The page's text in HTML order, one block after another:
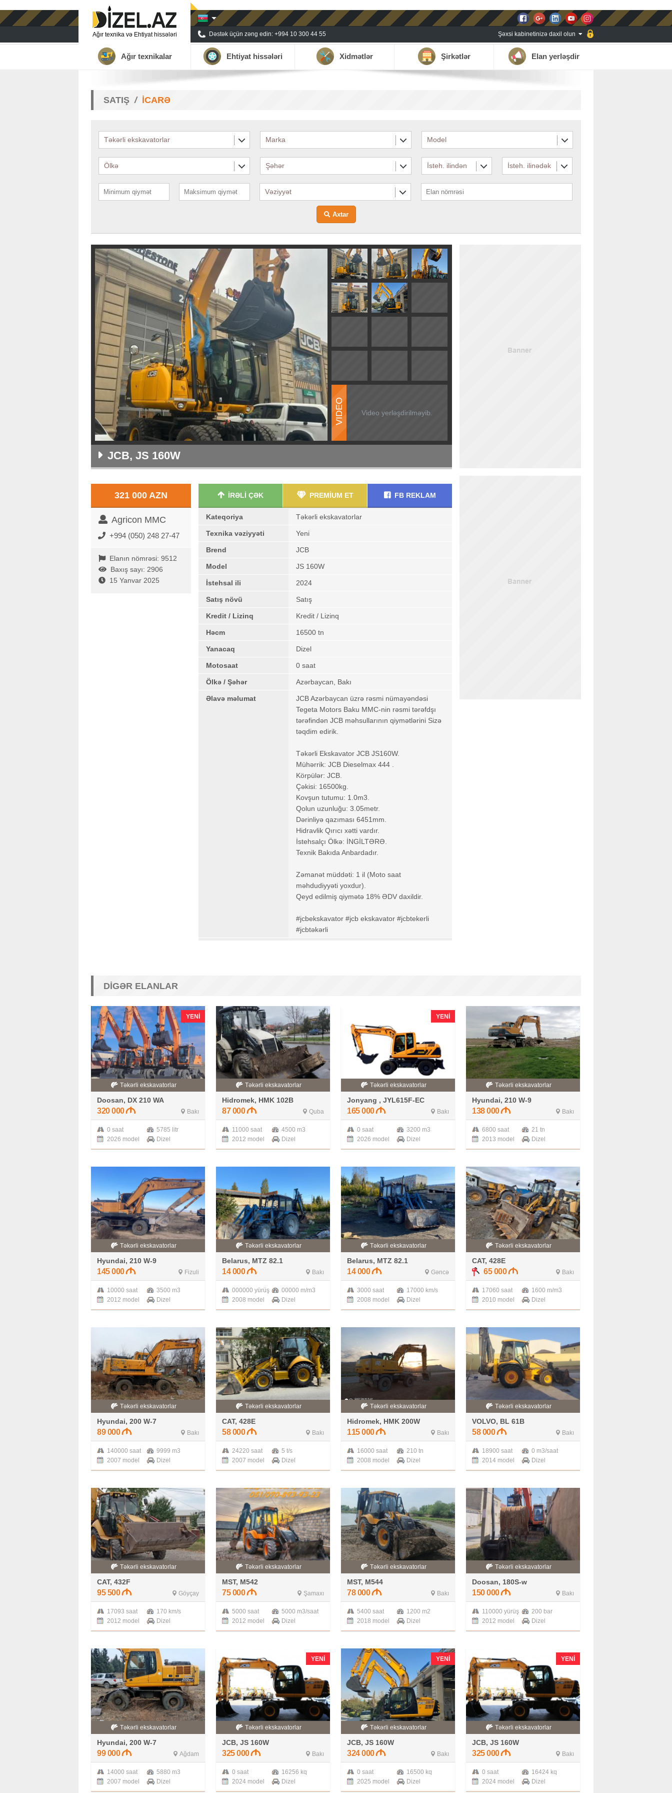
Ağır texnika və Ehtiyat hissələri Dəstək üçün zəng edin: +994 10 300 44 55 Şəxsi kabinetinizə daxil olun
Ağır texnikalar Ehtiyat hissələri Xidmətlər Şirkətlər Elan yerləşdir
SATIŞ İCARƏ
Təkərli ekskavatorlar Marka Model
Ölkə Şəhər İsteh. ilindən İsteh. ilinədək
Vəziyyət
Axtar
VIDEO Video yerləşdirilməyib.
JCB, JS 160W
321 000 AZN
Agricon MMC
+994 (050) 248 27-47
Elanın nömrəsi: 9512
Baxış sayı: 2906
15 Yanvar 2025
İRƏLİ ÇƏK PREMİUM ET FB REKLAM
Kateqoriya Təkərli ekskavatorlar
Texnika vəziyyəti Yeni
Brend JCB
Model JS 160W
İstehsal ili 2024
Satış növü Satış
Kredit / Lizinq Kredit / Lizinq
Həcm 16500 tn
Yanacaq Dizel
Motosaat 0 saat
Ölkə / Şəhər Azərbaycan, Bakı
Əlavə məlumat
JCB Azərbaycan üzrə rəsmi nümayəndəsi
Tegeta Motors Baku MMC-nin rəsmi tərəfdşı
tərəfindən JCB məhsullarının qiymətlərini Sizə
təqdim edirik.
Təkərli Ekskavator JCB JS160W.
Mühərrik: JCB Dieselmax 444 .
Körpülər: JCB.
Çəkisi: 16500kg.
Kovşun tutumu: 1.0m3.
Qolun uzunluğu: 3.05metr.
Dərinliyə qazıması 6451mm.
Hidravlik Qırıcı xətti vardır.
İstehsalçı Ölkə: İNGİLTƏRƏ.
Texnik Bakıda Anbardadır.
Zəmanət müddəti: 1 il (Moto saat
məhdudiyyəti yoxdur).
Qeyd edilmiş qiymətə 18% ƏDV daxildir.
#jcbekskavator #jcb ekskavator #jcbtekerli
#jcbtəkərli
DIGƏR ELANLAR
YENI
Təkərli ekskavatorlar
Doosan, DX 210 WA
320 000 Bakı
0 saat
5785 litr
2026 model
Dizel
Təkərli ekskavatorlar
Hidromek, HMK 102B
87 000 Quba
11000 saat
4500 m3
2012 model
Dizel
YENI
Təkərli ekskavatorlar
Jonyang , JYL615F-EC
165 000 Bakı
0 saat
3200 m3
2026 model
Dizel
Təkərli ekskavatorlar
Hyundai, 210 W-9
138 000 Bakı
6800 saat
21 tn
2013 model
Dizel
Təkərli ekskavatorlar
Hyundai, 210 W-9
145 000 Fizuli
10000 saat
3500 m3
2012 model
Dizel
Təkərli ekskavatorlar
Belarus, MTZ 82.1
14 000 Bakı
000000 yürüş
00000 m/m3
2008 model
Dizel
Təkərli ekskavatorlar
Belarus, MTZ 82.1
14 000 Gəncə
3000 saat
17000 km/s
2008 model
Dizel
Təkərli ekskavatorlar
CAT, 428E
65 000 Bakı
17060 saat
1600 m/m3
2010 model
Dizel
Təkərli ekskavatorlar
Hyundai, 200 W-7
89 000 Bakı
140000 saat
9999 m3
2007 model
Dizel
Təkərli ekskavatorlar
CAT, 428E
58 000 Bakı
24220 saat
5 t/s
2007 model
Dizel
Təkərli ekskavatorlar
Hidromek, HMK 200W
115 000 Bakı
16000 saat
210 tn
2008 model
Dizel
Təkərli ekskavatorlar
VOLVO, BL 61B
58 000 Bakı
18900 saat
0 m3/saat
2014 model
Dizel
Təkərli ekskavatorlar
CAT, 432F
95 500 Göyçay
17093 saat
170 km/s
2012 model
Dizel
Təkərli ekskavatorlar
MST, M542
75 000 Şamaxı
5000 saat
5000 m3/saat
2012 model
Dizel
Təkərli ekskavatorlar
MST, M544
78 000 Bakı
5400 saat
1200 m2
2018 model
Dizel
Təkərli ekskavatorlar
Doosan, 180S-w
150 000 Bakı
110000 yürüş
200 bar
2012 model
Dizel
Təkərli ekskavatorlar
Hyundai, 200 W-7
99 000 Ağdam
14000 saat
5880 m3
2007 model
Dizel
YENI
Təkərli ekskavatorlar
JCB, JS 160W
325 000 Bakı
0 saat
16256 kq
2024 model
Dizel
YENI
Təkərli ekskavatorlar
JCB, JS 160W
324 000 Bakı
0 saat
16500 kq
2025 model
Dizel
YENI
Təkərli ekskavatorlar
JCB, JS 160W
325 000 Bakı
0 saat
16424 kq
2024 model
Dizel